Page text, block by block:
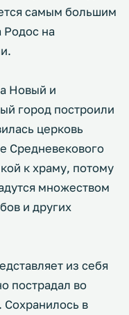
самым большим
на
Новый и
город построили
церковь
Средневекового
к храму, потому
множеством
и других
из себя
пострадал во
в